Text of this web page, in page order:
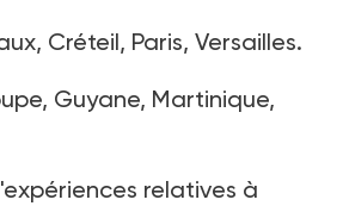
Créteil, Paris, Versailles.
Guyane, Martinique,
relatives à